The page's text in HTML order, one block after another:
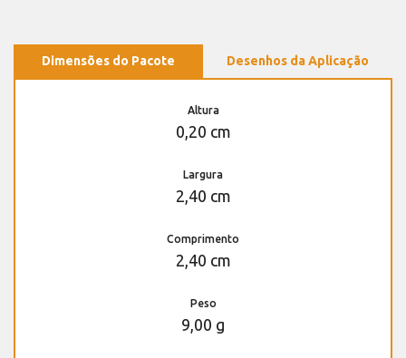
Dimensões do Pacote Desenhos da Aplicação
Altura
0,20 cm
Largura
2,40 cm
Comprimento
2,40 cm
Peso
9,00 g